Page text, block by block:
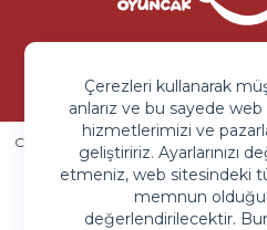
Çerezleri kullanarak
anlarız ve bu sayede
hizmetlerimizi ve
geliştiririz. Ayarlarınızı
etmeniz, web sitesindeki
memnun
değerlendirilecektir.
+90 850
Copyright © 2020 All rigth reserved.
Sanayi
Kullanım Koşullar
Gizlilik